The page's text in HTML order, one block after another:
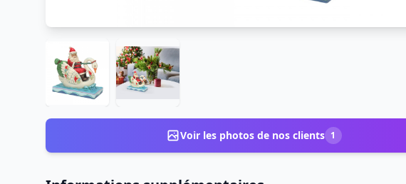
Voir les photos de nos clients 1